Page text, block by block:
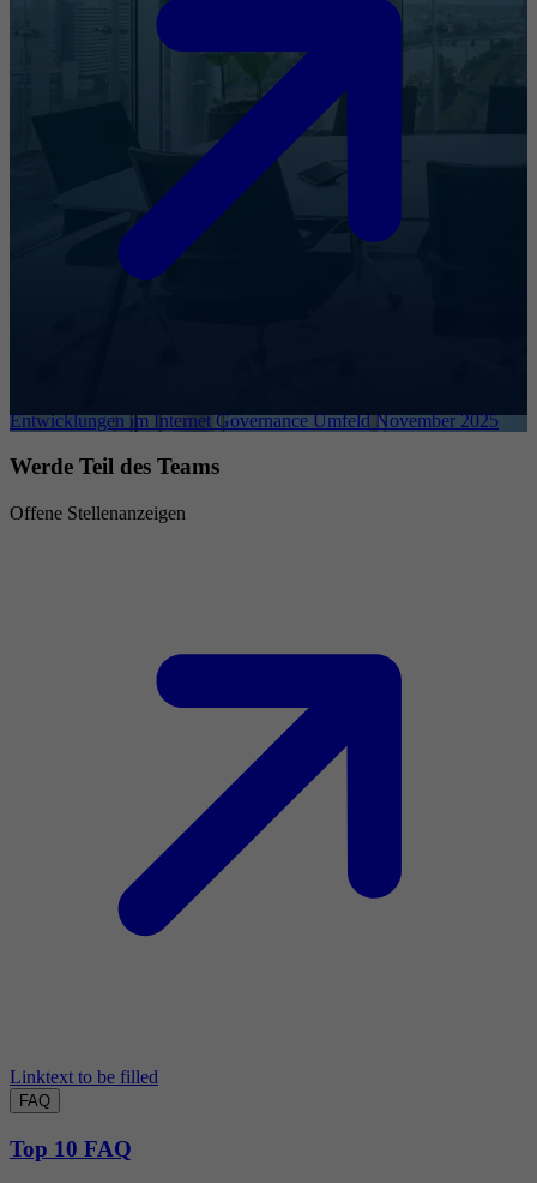
Entwicklungen im Internet Governance Umfeld November 2025
Werde Teil des Teams
Offene Stellenanzeigen
Linktext to be filled
FAQ
Top 10 FAQ